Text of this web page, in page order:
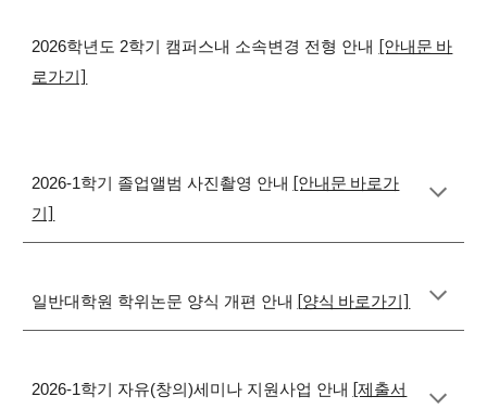
2026학년도 2학기 캠퍼스내 소속변경 전형 안내
[안내문 바
로가기]
2026-1학기 졸업앨범 사진촬영 안내 [안내문 바로가
기]
일반대학원 학위논문 양식 개편 안내 [양식 바로가기]
2026-1학기 자유(창의)세미나 지원사업 안내 [제출서